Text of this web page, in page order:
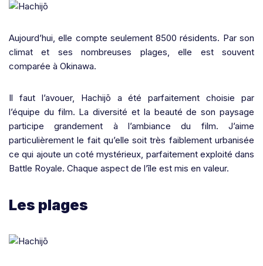
Aujourd’hui, elle compte seulement 8500 résidents. Par son
climat et ses nombreuses plages, elle est souvent
comparée à Okinawa.
Il faut l’avouer, Hachijō a été parfaitement choisie par
l’équipe du film. La diversité et la beauté de son paysage
participe grandement à l’ambiance du film. J’aime
particulièrement le fait qu’elle soit très faiblement urbanisée
ce qui ajoute un coté mystérieux, parfaitement exploité dans
Battle Royale. Chaque aspect de l’île est mis en valeur.
Les plages